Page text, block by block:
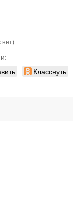
нет)
Класснуть